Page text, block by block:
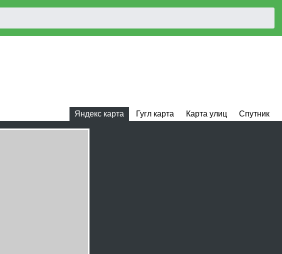
Яндекс карта Гугл карта Карта улиц Спутник